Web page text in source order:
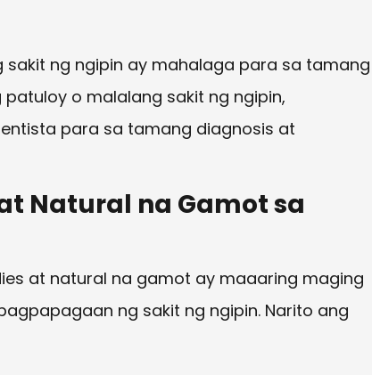
sakit ng ngipin ay mahalaga para sa tamang
o malalang sakit ng ngipin,
para sa tamang diagnosis at
Natural na Gamot sa
at natural na gamot ay maaaring maging
ng sakit ng ngipin. Narito ang